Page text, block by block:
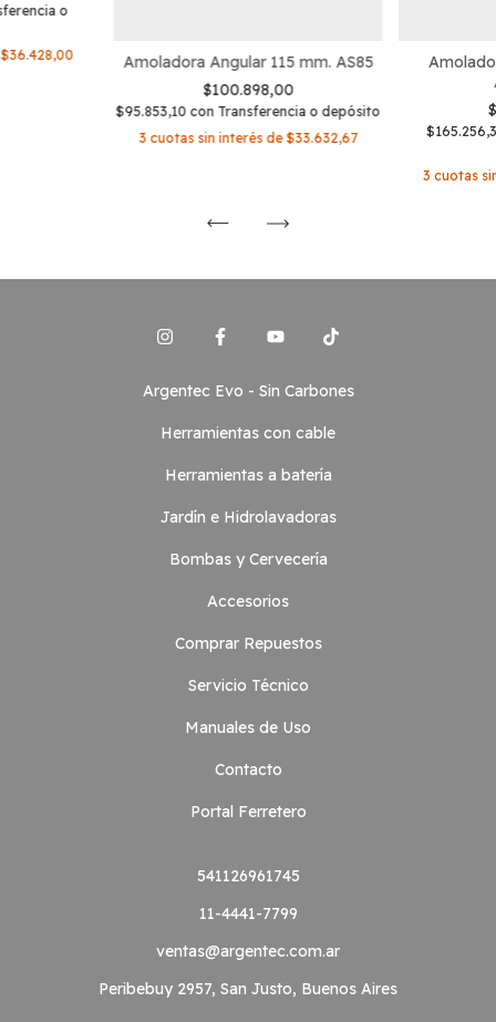
o
$36.428,00
Amoladora Angular 115 mm. AS85
$100.898,00
$95.853,10 con Transferencia o depósito
3 cuotas sin interés de$33.632,67
3 cuotas
Argentec Evo - Sin Carbones
Herramientas con cable
Herramientas a batería
Jardín e Hidrolavadoras
Bombas y Cervecería
Accesorios
Comprar Repuestos
Servicio Técnico
Manuales de Uso
Contacto
Portal Ferretero
541126961745
11-4441-7799
ventas@argentec.com.ar
Peribebuy 2957, San Justo, Buenos Aires